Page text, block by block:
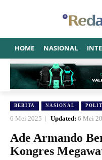
HOME NASIONAL
BERITA NASIONAL
6 Mei 2025 Updated: 6 Mei
Ade Armando
Kongres